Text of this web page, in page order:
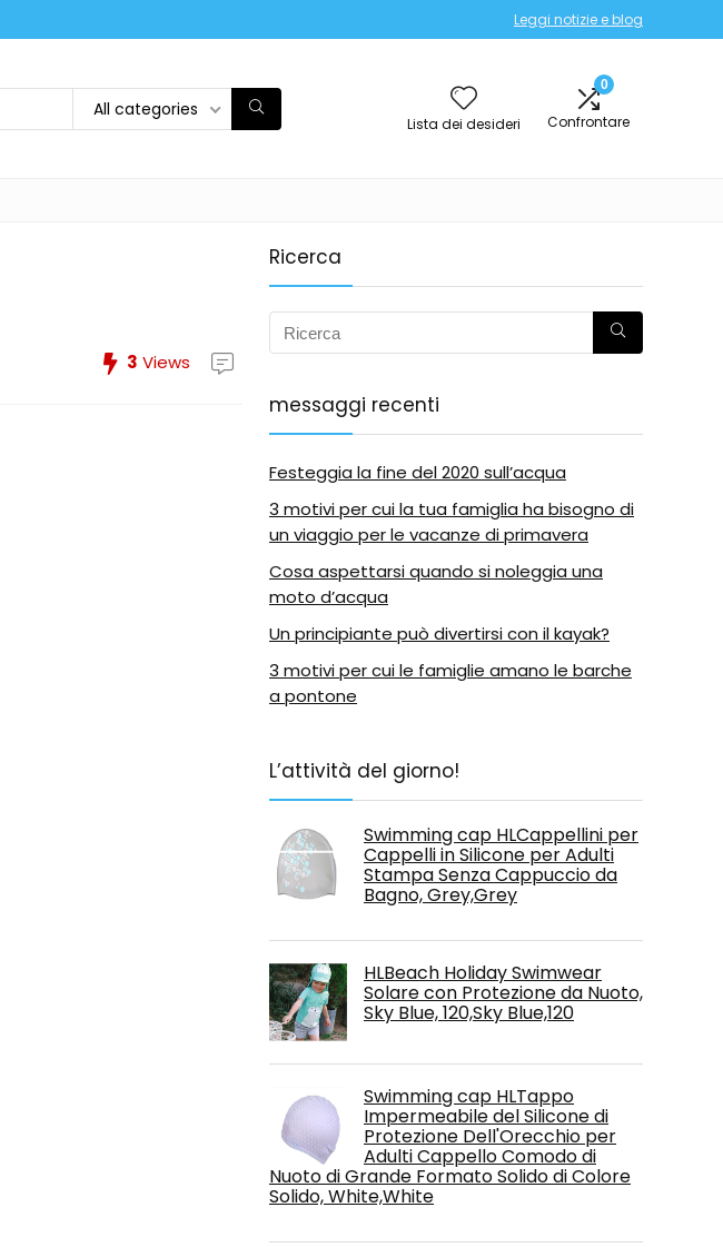
Leggi notizie e blog
All categories
Lista dei desideri
0
Confrontare
3 Views
Ricerca
messaggi recenti
Festeggia la fine del 2020 sull’acqua
3 motivi per cui la tua famiglia ha bisogno di
un viaggio per le vacanze di primavera
Cosa aspettarsi quando si noleggia una
moto d’acqua
Un principiante può divertirsi con il kayak?
3 motivi per cui le famiglie amano le barche
a pontone
L’attività del giorno!
Swimming cap HLCappellini per
Cappelli in Silicone per Adulti
Stampa Senza Cappuccio da
Bagno, Grey,Grey
HLBeach Holiday Swimwear
Solare con Protezione da Nuoto,
Sky Blue, 120,Sky Blue,120
Swimming cap HLTappo
Impermeabile del Silicone di
Protezione Dell'Orecchio per
Adulti Cappello Comodo di
Nuoto di Grande Formato Solido di Colore
Solido, White,White